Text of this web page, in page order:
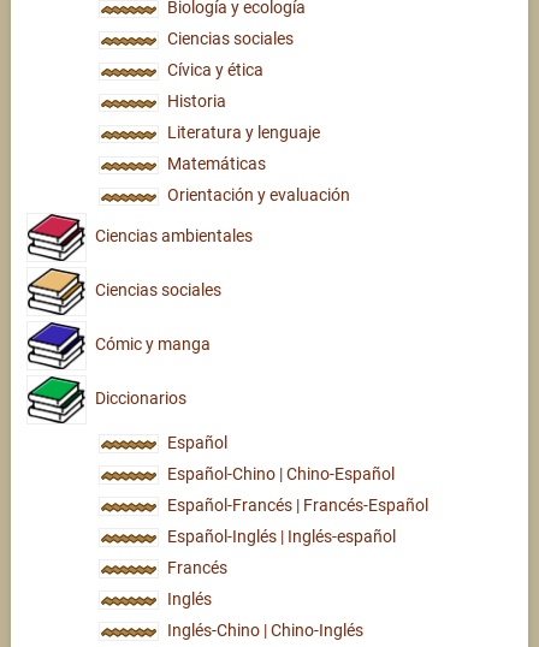
Biología y ecología
Ciencias sociales
Cívica y ética
Historia
Literatura y lenguaje
Matemáticas
Orientación y evaluación
Ciencias ambientales
Ciencias sociales
Cómic y manga
Diccionarios
Español
Español-Chino | Chino-Español
Español-Francés | Francés-Español
Español-Inglés | Inglés-español
Francés
Inglés
Inglés-Chino | Chino-Inglés